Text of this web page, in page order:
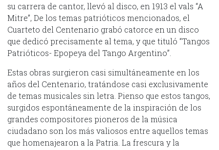
su carrera de cantor, llevó al disco, en 1913 el vals “A
Mitre”, De los temas patrióticos mencionados, el
Cuarteto del Centenario grabó catorce en un disco
que dedicó precisamente al tema, y que tituló “Tangos
Patrióticos- Epopeya del Tango Argentino”.
Estas obras surgieron casi simultáneamente en los
años del Centenario, tratándose casi exclusivamente
de temas musicales sin letra. Pienso que estos tangos,
surgidos espontáneamente de la inspiración de los
grandes compositores pioneros de la música
ciudadano son los más valiosos entre aquellos temas
que homenajearon a la Patria. La frescura y la